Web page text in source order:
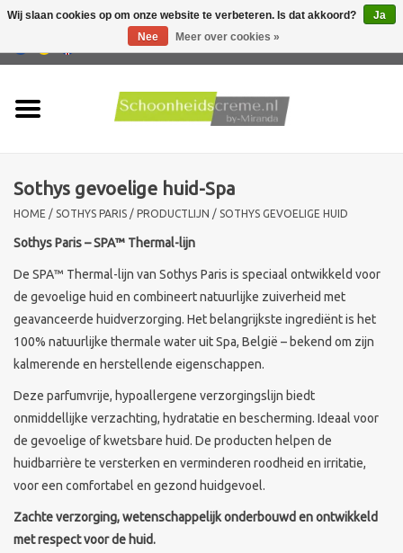
Producten
Huidproblemen
Mannen verzorging
Acties
Nieuw !!
Sothys Paris
Mila d'Opiz
Bernard cassiere
Sothys gevoelige huid-Spa
HOME / SOTHYS PARIS / PRODUCTLIJN / SOTHYS GEVOELIGE HUID
Sothys Paris – SPA™ Thermal-lijn
De SPA™ Thermal-lijn van Sothys Paris is speciaal ontwikkeld voor
de gevoelige huid en combineert natuurlijke zuiverheid met
geavanceerde huidverzorging. Het belangrijkste ingrediënt is het
100% natuurlijke thermale water uit Spa, België – bekend om zijn
kalmerende en herstellende eigenschappen.
Deze parfumvrije, hypoallergene verzorgingslijn biedt
onmiddellijke verzachting, hydratatie en bescherming. Ideaal voor
de gevoelige of kwetsbare huid. De producten helpen de
huidbarrière te versterken en verminderen roodheid en irritatie,
voor een comfortabel en gezond huidgevoel.
Zachte verzorging, wetenschappelijk onderbouwd en ontwikkeld
met respect voor de huid.
Wij slaan cookies op om onze website te verbeteren. Is dat akkoord?
Ja
Nee
Meer over cookies »